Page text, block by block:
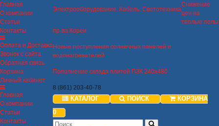
Главная
О компании
Статьи
Контакты
Оплата и Доставка
Звонок с сайта
Обратная связь
Корзина
Личный кабинет
Главная
О компании
Статьи
Контакты
Электрооборудование. Кабель. Светотехника
Снижение
цен на
теплые полы
пр-ва Кореи
Новые поступления солнечных панелей и
водонагревателей.
Пополнение склада плитой ПЗК 240х480
8 (861) 203-40-78
КАТАЛОГ ПОИСК
КОРЗИНА
0